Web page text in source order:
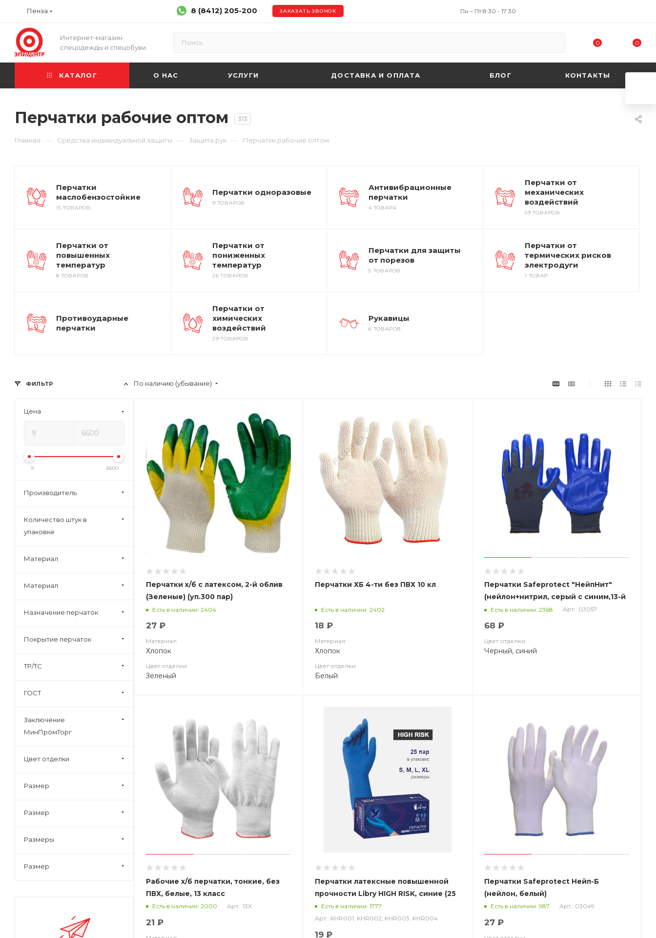
Пенза 8 (8412) 205-200 ЗАКАЗАТЬ ЗВОНОК Пн – Пт 8:30 - 17:30
Интернет-магазин
спецодежды и спецобуви
0 0
КАТАЛОГ О НАС УСЛУГИ ДОСТАВКА И ОПЛАТА БЛОГ КОНТАКТЫ
Перчатки рабочие оптом 313
Главная — Средства индивидуальной защиты — Защита рук — Перчатки рабочие оптом
Перчатки
маслобензостойкие
15 ТОВАРОВ
Перчатки одноразовые
9 ТОВАРОВ
Антивибрационные
перчатки
4 ТОВАРА
Перчатки от
механических
воздействий
59 ТОВАРОВ
Перчатки от
повышенных
температур
8 ТОВАРОВ
Перчатки от
пониженных
температур
26 ТОВАРОВ
Перчатки для защиты
от порезов
5 ТОВАРОВ
Перчатки от
термических рисков
электродуги
1 ТОВАР
Противоударные
перчатки
Перчатки от
химических
воздействий
29 ТОВАРОВ
Рукавицы
6 ТОВАРОВ
По наличию (убывание)
Перчатки х/б с латексом, 2-й облив
(Зеленые) (уп.300 пар)
Есть в наличии: 2404
27 ₽
Материал
Хлопок
Цвет отделки
Зеленый
Перчатки ХБ 4-ти без ПВХ 10 кл
Есть в наличии: 2402
18 ₽
Материал
Хлопок
Цвет отделки
Белый
Перчатки Safeprotect "НейпНит"
(нейлон+нитрил, серый с синим,13-й
класс вязки)
Есть в наличии: 2368 Арт.: 03057
68 ₽
Цвет отделки
Черный, синий
Рабочие х/б перчатки, тонкие, без
ПВХ, белые, 13 класс
Есть в наличии: 2000 Арт.: 13Х
21 ₽
Перчатки латексные повышенной
прочности Libry HIGH RISK, синие (25
пар в уп.)
Есть в наличии: 1777
Арт.: KHR001, KHR002, KHR003, KHR004
19 ₽
Перчатки Safeprotect Нейп-Б
(нейлон, белый)
Есть в наличии: 987 Арт.: 03049
27 ₽
ФИЛЬТР
Цена
9 6600
Производитель
Количество штук в
упаковке
Материал
Материал
Назначение перчаток
Покрытие перчаток
ТР/ТС
ГОСТ
Заключение
МинПромТорг
Цвет отделки
Размер
Размер
Размеры
Размер